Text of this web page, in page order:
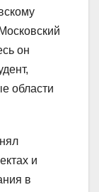
он
области
и
в